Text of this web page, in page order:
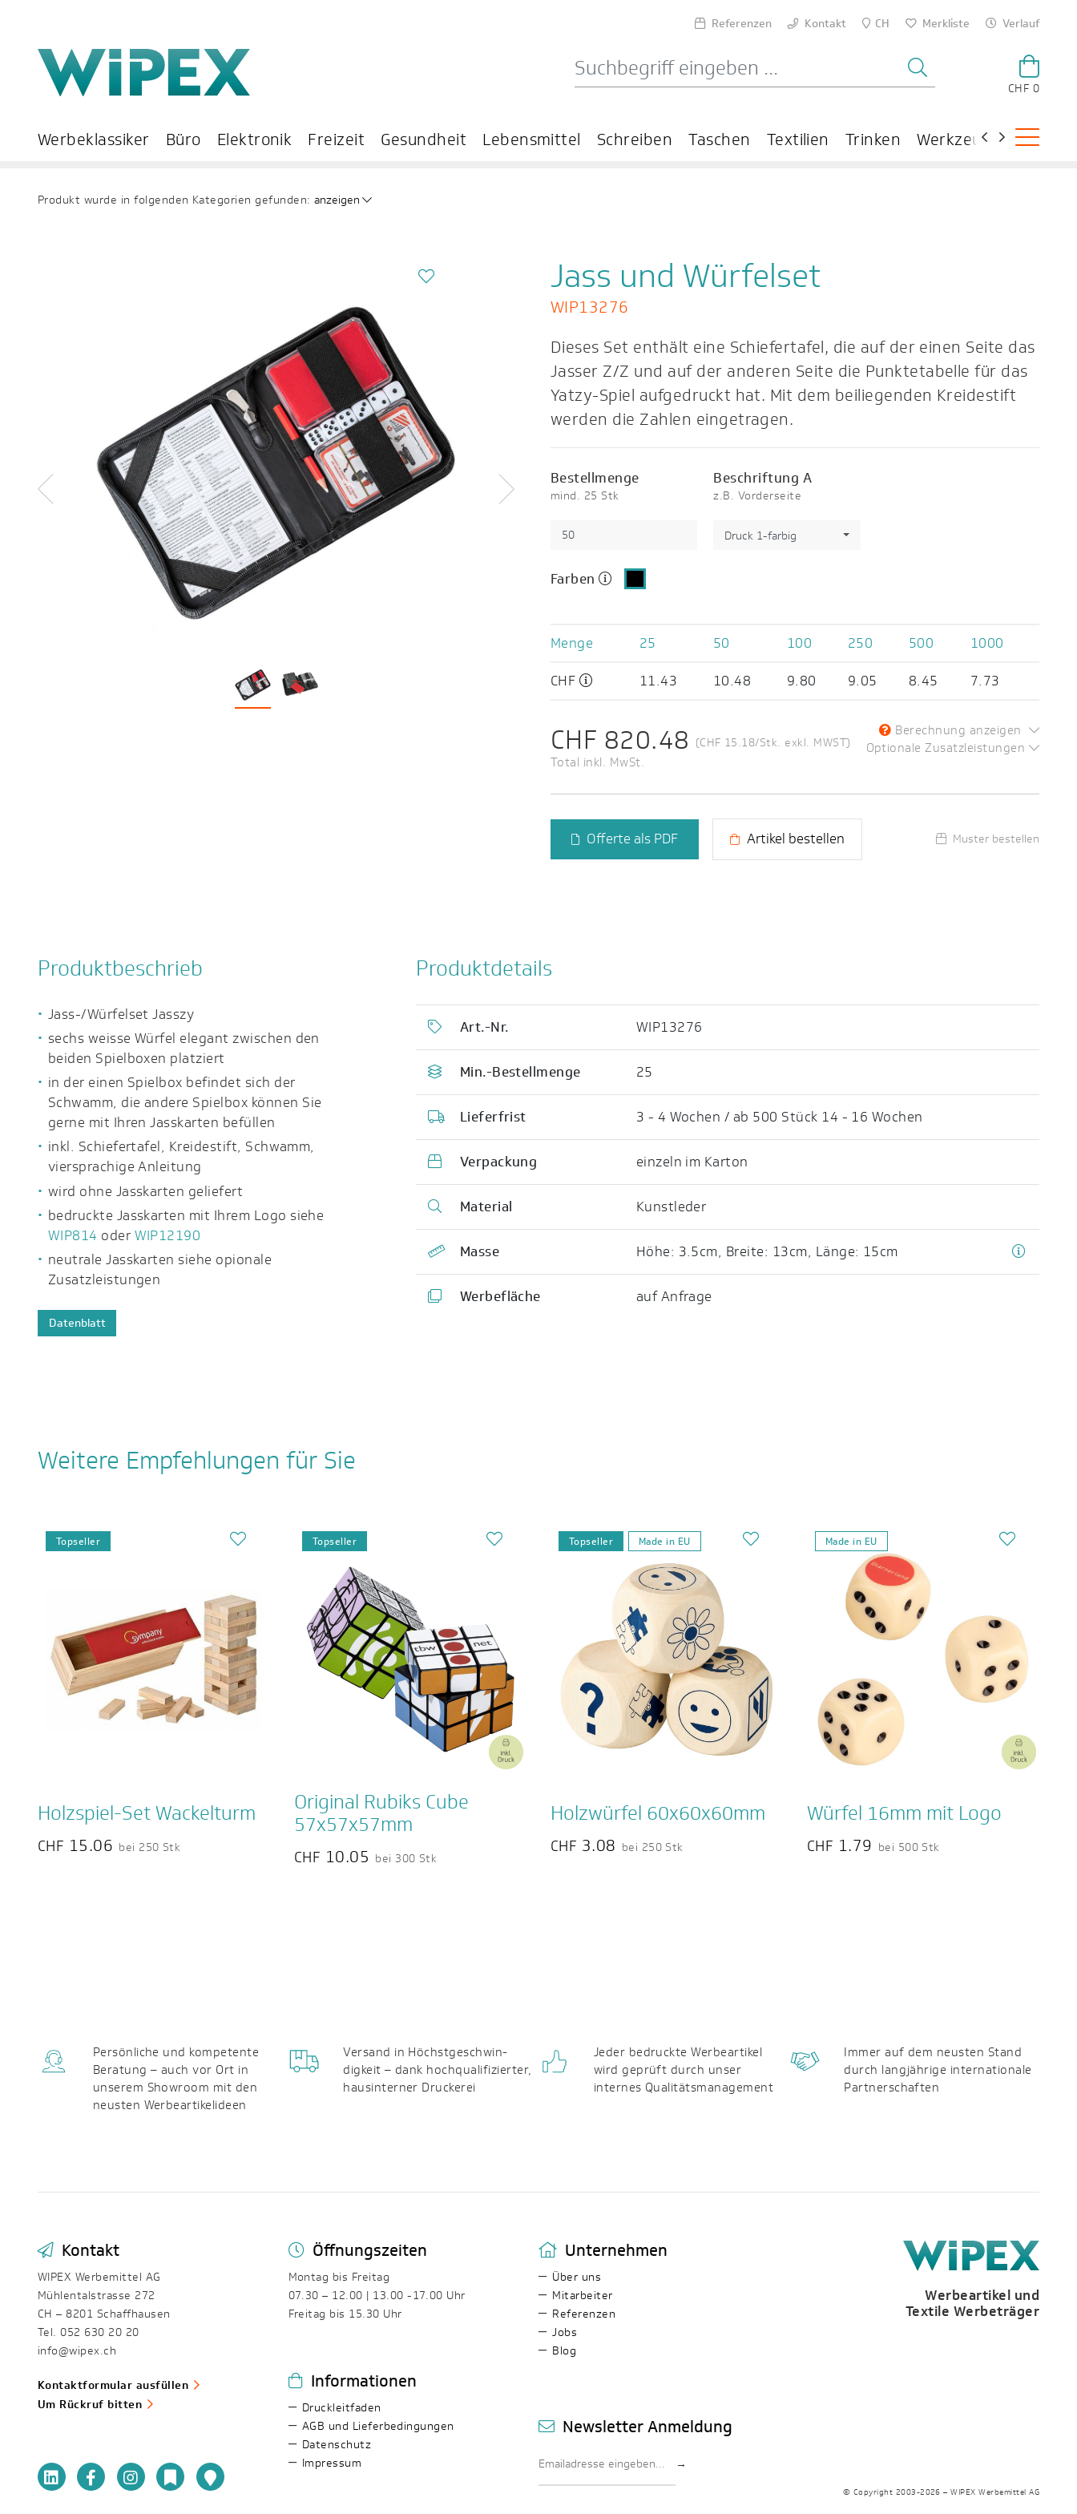
Referenzen Kontakt CH Merkliste Verlauf
CHF 0
Werbeklassiker Büro Elektronik Freizeit Gesundheit Lebensmittel Schreiben Taschen Textilien Trinken Werkzeuge
Produkt wurde in folgenden Kategorien gefunden:anzeigen
Zurück Weiter
Jass und Würfelset
WIP13276
Dieses Set enthält eine Schiefertafel, die auf der einen Seite das
Jasser Z/Z und auf der anderen Seite die Punktetabelle für das
Yatzy-Spiel aufgedruckt hat. Mit dem beiliegenden Kreidestift
werden die Zahlen eingetragen.
Bestellmenge
mind. 25 Stk
Beschriftung A
z.B. Vorderseite
Druck 1-farbig
Farben
Menge 25 50 100 250 500
1000
CHF
11.43 10.48 9.80 9.05 8.45 7.73
CHF 820.48 (CHF 15.18/Stk. exkl. MWST)
Total inkl. MwSt.
Berechnung anzeigen
Optionale Zusatzleistungen
Offerte als PDF Artikel bestellen Muster bestellen
Produktbeschrieb
Jass-/Würfelset Jasszy
sechs weisse Würfel elegant zwischen den
beiden Spielboxen platziert
in der einen Spielbox befindet sich der
Schwamm, die andere Spielbox können Sie
gerne mit Ihren Jasskarten befüllen
inkl. Schiefertafel, Kreidestift, Schwamm,
viersprachige Anleitung
wird ohne Jasskarten geliefert
bedruckte Jasskarten mit Ihrem Logo siehe
WIP814 oder WIP12190
neutrale Jasskarten siehe opionale
Zusatzleistungen
Datenblatt
Produktdetails
Art.-Nr. WIP13276
Min.-Bestellmenge 25
Lieferfrist 3 - 4 Wochen / ab 500 Stück 14 - 16 Wochen
Verpackung einzeln im Karton
Material Kunstleder
Masse Höhe: 3.5cm, Breite: 13cm, Länge: 15cm
Werbefläche auf Anfrage
Weitere Empfehlungen für Sie
Topseller
Holzspiel-Set Wackelturm
CHF 15.06 bei 250 Stk
Topseller
Original Rubiks Cube
57x57x57mm
CHF 10.05 bei 300 Stk
Topseller Made in EU
Holzwürfel 60x60x60mm
CHF 3.08 bei 250 Stk
Made in EU
Würfel 16mm mit Logo
CHF 1.79 bei 500 Stk
Persönliche und kompetente
Beratung – auch vor Ort in
unserem Showroom mit den
neusten Werbeartikelideen
Versand in Höchst­geschwin­
digkeit – dank hochqualifizierter,
haus­interner Druckerei
Jeder bedruckte Werbeartikel
wird geprüft durch unser
internes Qualitäts­management
Immer auf dem neusten Stand
durch langjährige internationale
Partnerschaften
Kontakt
WIPEX Werbemittel AG
Mühlentalstrasse 272
CH – 8201 Schaffhausen
Tel. 052 630 20 20
info@wipex.ch
Kontaktformular ausfüllen
Um Rückruf bitten
Öffnungszeiten
Montag bis Freitag
07.30 – 12.00 | 13.00 -17.00 Uhr
Freitag bis 15.30 Uhr
Informationen
Druckleitfaden
AGB und Lieferbedingungen
Datenschutz
Impressum
Unternehmen
Über uns
Mitarbeiter
Referenzen
Jobs
Blog
Newsletter Anmeldung
→
Werbeartikel und
Textile Werbeträger
© Copyright 2003-2026 – WIPEX Werbemittel AG